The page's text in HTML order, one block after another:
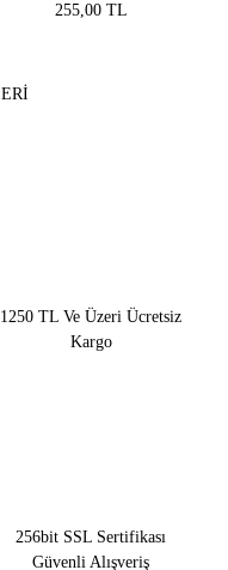
255,00 TL
1250 TL Ve Üzeri Ücretsiz
Kargo
256bit SSL Sertifikası
Güvenli Alışveriş